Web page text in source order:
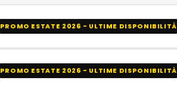
PROMO ESTATE 2026 - ULTIME DISPONIBILITÀ
PROMO ESTATE 2026 - ULTIME DISPONIBILITÀ